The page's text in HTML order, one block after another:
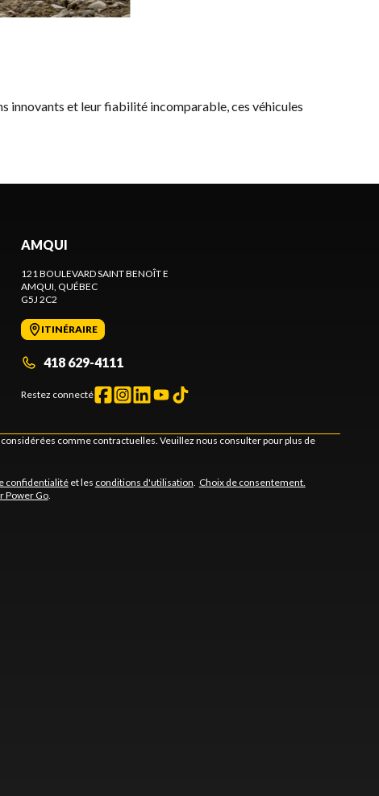
innovants et leur fiabilité incomparable, ces véhicules
AMQUI
121 BOULEVARD SAINT BENOÎT E
AMQUI , QUÉBEC
G5J 2C2
ITINÉRAIRE
418 629-4111
Restez connecté
comme contractuelles. Veuillez nous consulter pour plus de
confidentialitéet les conditions d'utilisation Choix de consentement.
Power Go.